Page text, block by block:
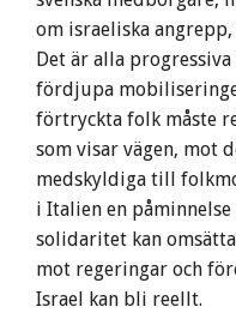
om israeliska angrepp,
Det är alla
fördjupa
förtryckta folk måste
som visar vägen, mot
medskyldiga till
i Italien en
solidaritet kan
mot regeringar och
Israel kan bli reellt.